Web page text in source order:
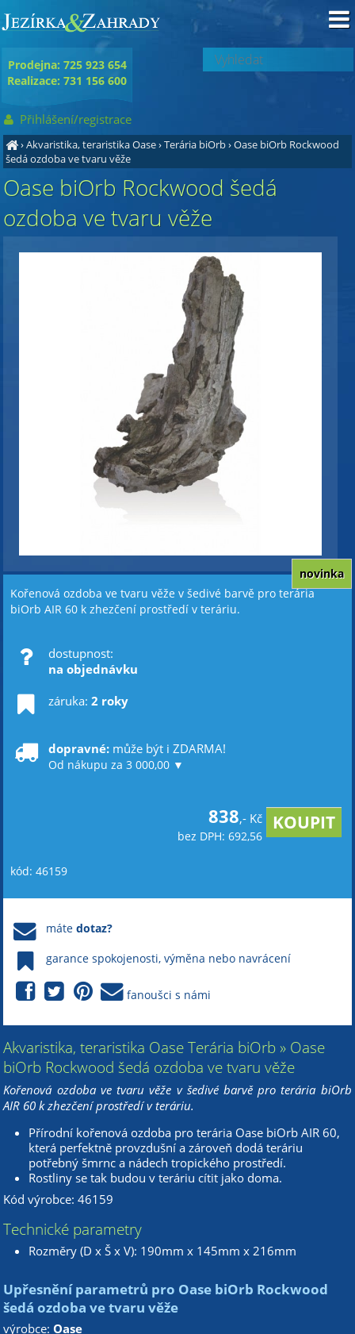
›Akvaristika, teraristika Oase›Terária biOrb›Oase biOrb Rockwood
šedá ozdoba ve tvaru věže
Oase biOrb Rockwood šedá
ozdoba ve tvaru věže
Kořenová ozdoba ve tvaru věže v šedivé barvě pro terária
biOrb AIR 60 k zhezčení prostředí v teráriu.
novinka
dostupnost:
na objednávku
záruka: 2 roky
dopravné: může být i ZDARMA!
Od nákupu za 3 000,00 ▼
838,- Kč
bez DPH: 692,56
kód: 46159
mátedotaz?
garance spokojenosti, výměna nebo navrácení
fanoušci s námi
Akvaristika, teraristika Oase Terária biOrb » Oase
biOrb Rockwood šedá ozdoba ve tvaru věže
Kořenová ozdoba ve tvaru věže v šedivé barvě pro terária biOrb
AIR 60 k zhezčení prostředí v teráriu.
Přírodní kořenová ozdoba pro terária Oase biOrb AIR 60,
která perfektně provzdušní a zároveň dodá teráriu
potřebný šmrnc a nádech tropického prostředí.
Rostliny se tak budou v teráriu cítit jako doma.
Kód výrobce:46159
Technické parametry
Rozměry (D x Š x V): 190mm x 145mm x 216mm
Upřesnění parametrů pro Oase biOrb Rockwood
šedá ozdoba ve tvaru věže
výrobce:Oase
Prodejna: 725 923 654
Realizace: 731 156 600
Přihlášení/registrace